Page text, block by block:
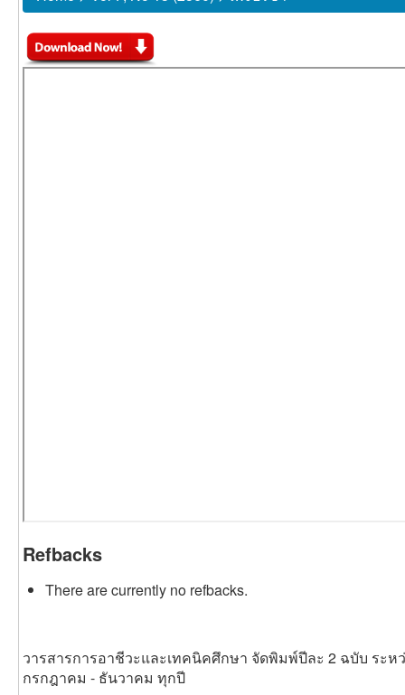
Refbacks
There are currently no refbacks.
วารสารการอาชีวะและเทคนิคศึกษา จัดพิมพ์ปีละ 2 ฉบับ ระห
กรกฎาคม - ธันวาคม ทุกปี